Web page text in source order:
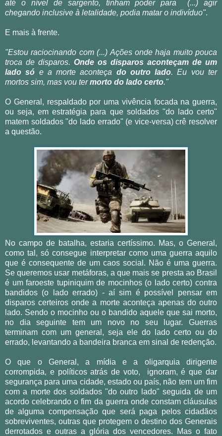
até o nível de sargento, tinham poder para (...) agir
chegando inclusive à letalidade, podia matar o indivíduo".
E mais à frente.
"Estou raciocinando com (...) Ações onde haja muito pouca
troca de disparos. Onde os disparos aconteçam de um
lado só e a morte aconteça do outro lado. Eu vou ter
mortos sim, mas vou termorto do lado certo."
O General, respaldado por uma vivência focada na guerra,
ou seja, em estratégia para que soldados "do lado certo"
matem soldados "do lado errado" (e vice-versa) crê resolver
a questão.
No campo de batalha, estaria certíssimo. Mas, o General,
como tal, só consegue interpretar como uma guerra aquilo
que é consequente de um caos social. Não é uma guerra.
Se queremos usar metáforas, a que mais se presta ao Brasil
é um faroeste tupiniquim de mocinhos (o lado certo) contra
bandidos (o lado errado) - aí sim é possível pensar em
disparos certeiros onde a morte aconteça apenas do outro
lado. Sendo o mocinho ou o bandido aquele que sai morto,
no dia seguinte tem um novo no seu lugar. Guerras
terminam com um general, seja ele do lado certo ou do
errado, levantando a bandeira branca em sinal de redenção.
O que o General, a mídia e a oligarquia dirigente
corrompida, e políticos atrás de voto, ignoram, é que dar
segurança para uma cidade, estado ou país, não tem um fim
com a morte dos soldados "do outro lado" seguida de um
acordo celebrando o fim da guerra onde constam cláusulas
de alguma compensação que será paga pelos cidadãos
sobreviventes, outras que protegem o destino dos Generais
derrotados e outras a glória dos vencedores. Mas o fato